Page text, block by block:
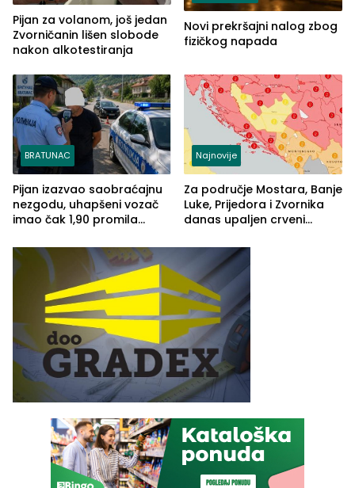
Pijan za volanom, još jedan
Zvorničanin lišen slobode
nakon alkotestiranja
Novi prekršajni nalog zbog
fizičkog napada
BRATUNAC
Pijan izazvao saobraćajnu
nezgodu, uhapšeni vozač
imao čak 1,90 promila
Najnovije
Za područje Mostara, Banje
Luke, Prijedora i Zvornika
danas upaljen crveni